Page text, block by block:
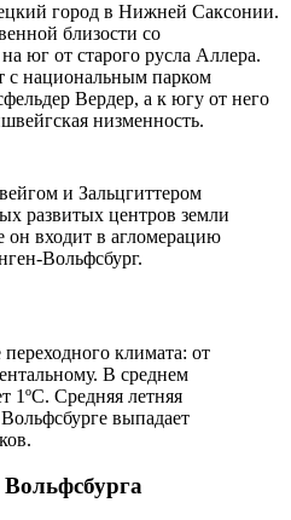
город в Нижней Саксонии.
близости со
юг от старого русла Аллера.
с национальным парком
Вердер, а к югу от него
низменность.
и Зальцгиттером
развитых центров земли
входит в агломерацию
Вольфсбург.
климата: от
В среднем
1ºС. Средняя летняя
выпадает